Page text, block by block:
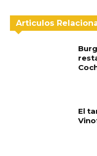
Articulos
El